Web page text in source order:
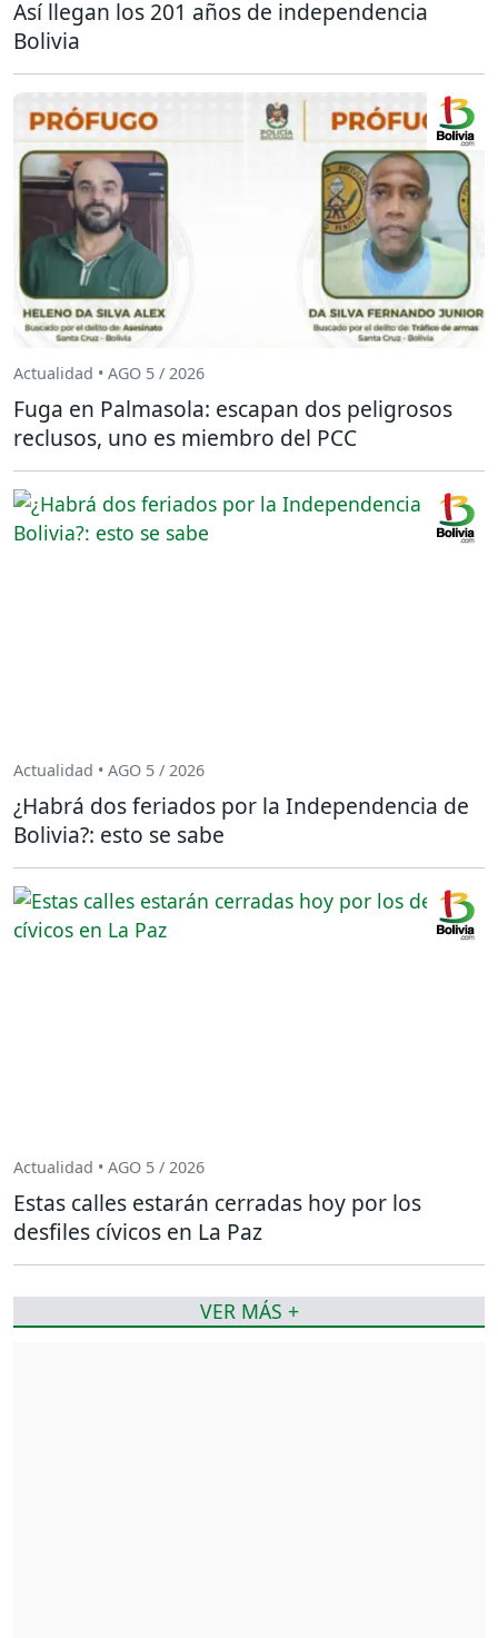
Así llegan los 201 años de independencia
Bolivia
Actualidad • AGO 5 / 2026
Fuga en Palmasola: escapan dos peligrosos
reclusos, uno es miembro del PCC
Actualidad • AGO 5 / 2026
¿Habrá dos feriados por la Independencia de
Bolivia?: esto se sabe
Actualidad • AGO 5 / 2026
Estas calles estarán cerradas hoy por los
desfiles cívicos en La Paz
VER MÁS +